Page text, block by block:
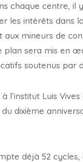
chaque centre, il
les intérêts dans
mineurs de
sera mis en
soutenus par
Luis
dixième
déjà 52 cycles,